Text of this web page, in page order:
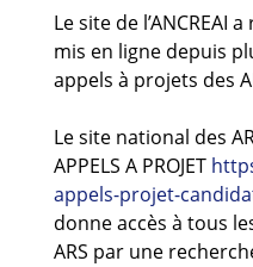
Formations
Projets Fédéraux
Espace emploi
Guides et outils
Le site de l’ANCREAI
mis en ligne depuis
appels à projets des
Le site national des
APPELS A PROJET
appels-projet-
donne accès à tous
ARS par une